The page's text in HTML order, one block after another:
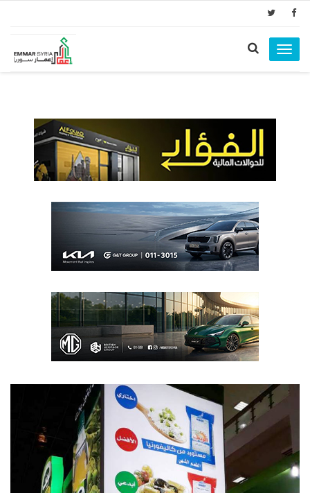
Toggle
navigation